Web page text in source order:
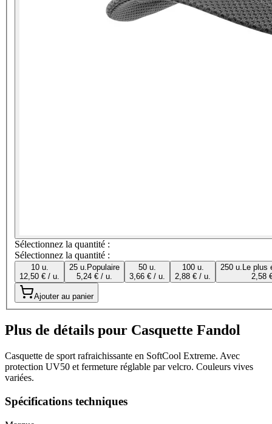
Sélectionnez la quantité :
Sélectionnez la quantité :
10 u.
12,50 € / u.
25 u. Populaire
5,24 € / u.
50 u.
3,66 € / u.
100 u.
2,88 € / u.
250 u. Le plus
2,58
Ajouter au panier
Plus de détails pour Casquette Fandol
Casquette de sport rafraichissante en SoftCool Extreme. Avec
protection UV50 et fermeture réglable par velcro. Couleurs vives
variées.
Spécifications techniques